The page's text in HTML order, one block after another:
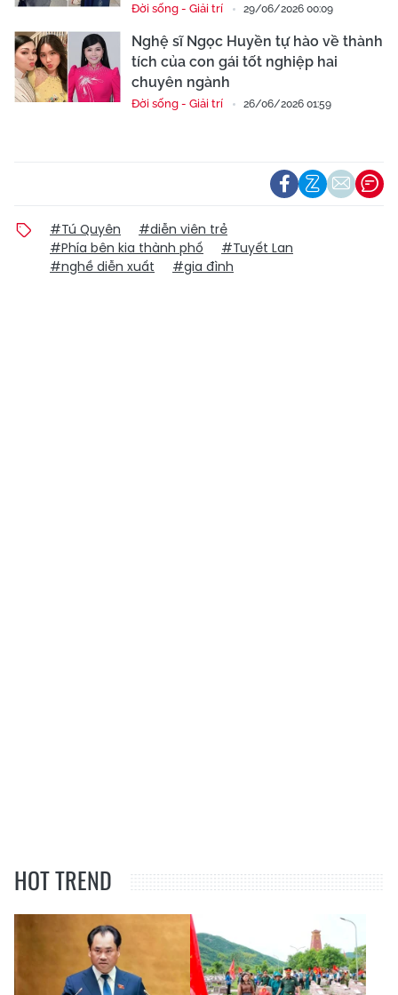
Đời sống - Giải trí 29/06/2026 00:09
Nghệ sĩ Ngọc Huyền tự hào về thành
tích của con gái tốt nghiệp hai
chuyên ngành
Đời sống - Giải trí 26/06/2026 01:59
#Tú Quyên
#diễn viên trẻ
#Phía bên kia thành phố
#Tuyết Lan
#nghề diễn xuất
#gia đình
HOT TREND